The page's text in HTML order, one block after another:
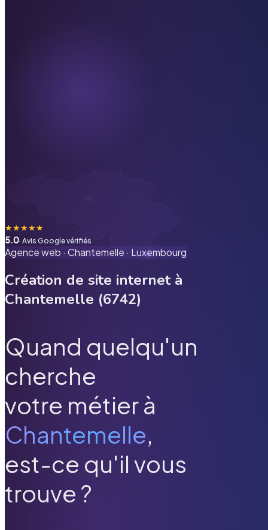
★★★★★
5.0· Avis Google vérifiés
Agence web · Chantemelle · Luxembourg
Création de site internet à
Chantemelle (6742)
Quand quelqu'un
cherche
votre métier à
Chantemelle,
est-ce qu'il vous
trouve ?